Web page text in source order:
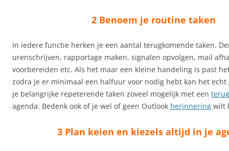
2 Benoem je routine taken
In iedere functie herken je een aantal terugkomende taken.
urenschrijven, rapportage maken, signalen opvolgen, mail
voorbereiden etc. Als het maar een kleine handeling is past
zodra je er minimaal een halfuur voor nodig hebt kan het echt
je belangrijke repeterende taken zoveel mogelijk met een
agenda. Bedenk ook of je wel of geen Outlook herinnering wilt
3 Plan keien en kiezels altijd in je